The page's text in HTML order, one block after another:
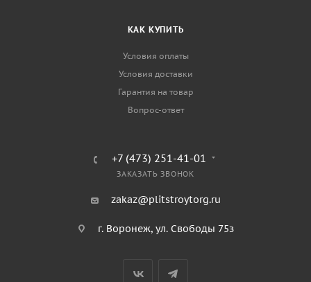
КАК КУПИТЬ
Условия оплаты
Условия доставки
Гарантия на товар
Вопрос-ответ
+7 (473) 251-41-01
ЗАКАЗАТЬ ЗВОНОК
zakaz@plitstroytorg.ru
г. Воронеж, ул. Свободы 75з